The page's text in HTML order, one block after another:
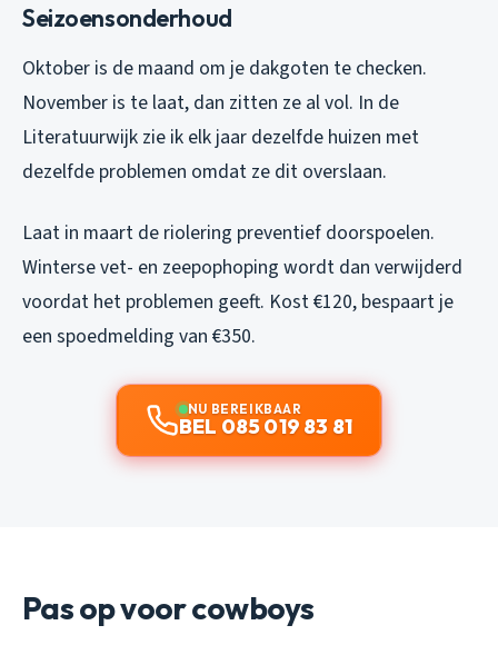
Seizoensonderhoud
Oktober is de maand om je dakgoten te checken.
November is te laat, dan zitten ze al vol. In de
Literatuurwijk zie ik elk jaar dezelfde huizen met
dezelfde problemen omdat ze dit overslaan.
Laat in maart de riolering preventief doorspoelen.
Winterse vet- en zeepophoping wordt dan verwijderd
voordat het problemen geeft. Kost €120, bespaart je
een spoedmelding van €350.
NU BEREIKBAAR
BEL 085 019 83 81
Pas op voor cowboys